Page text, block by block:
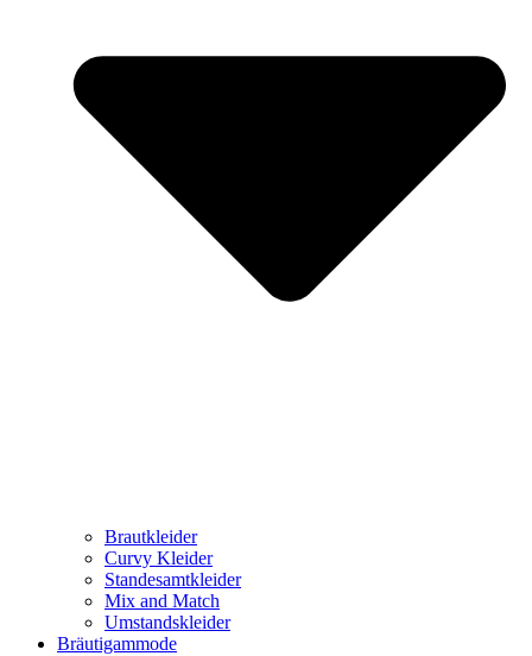
Brautkleider
Curvy Kleider
Standesamtkleider
Mix and Match
Umstandskleider
Bräutigammode